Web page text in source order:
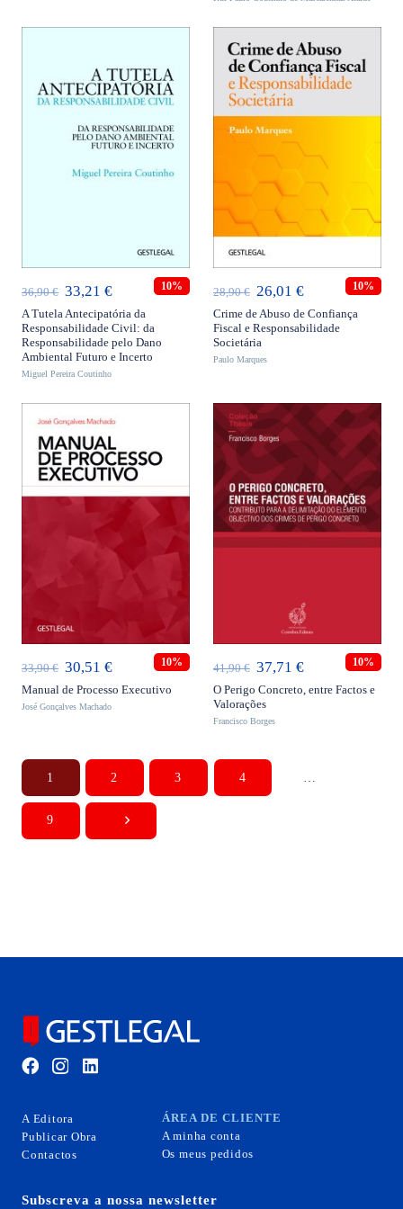
36,90€ O
preço
original
era:
33,21 €O
preço
atual
é:
10%
A Tutela Antecipatória da
Responsabilidade Civil: da
Responsabilidade pelo Dano
Ambiental Futuro e Incerto
Miguel Pereira Coutinho
ADICIONAR
28,90€ O
preço
original
era:
26,01 €O
preço
10%
Crime de Abuso de Confiança
Fiscal e Responsabilidade
Societária
Paulo Marques
33,90€ O
preço
original
33,90 €.
30,51 €O
preço
30,51 €.
10%
Manual de Processo Executivo
José Gonçalves Machado
ADICIONAR
41,90€ O
preço
original
41,90 €.
37,71 €O
preço
10%
O Perigo Concreto, entre Factos e
Valorações
Francisco Borges
1 2 3 4
9
A Editora
Publicar Obra
Contactos
ÁREA DE CLIENTE
A minha conta
Os meus pedidos
Subscreva a nossa newsletter